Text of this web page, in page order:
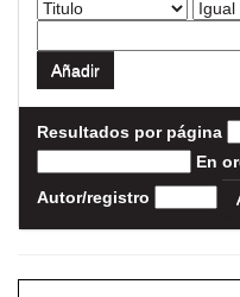
Resultados por página
En
Autor/registro